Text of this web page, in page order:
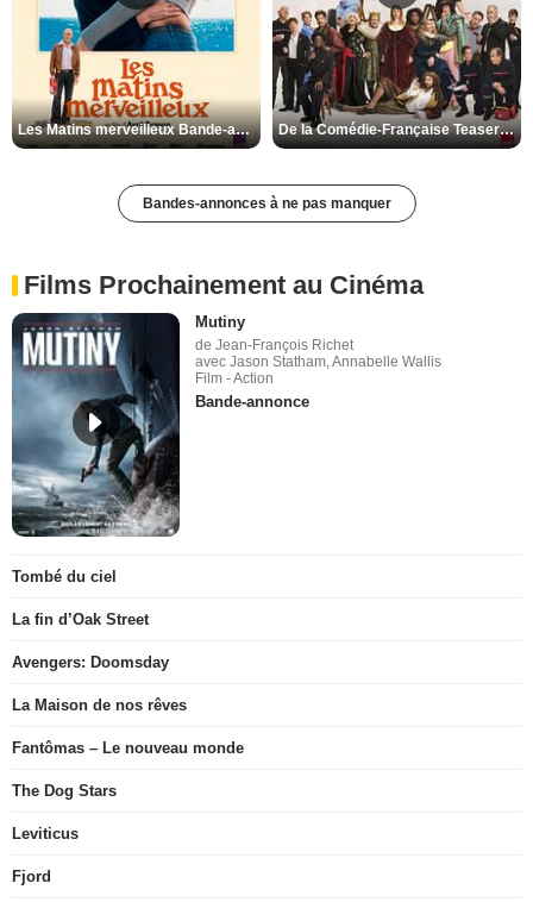
Les Matins merveilleux Bande-annonce VF De la Comédie-Française Teaser VF
Bandes-annonces à ne pas manquer
Films Prochainement au Cinéma
Mutiny
de Jean-François Richet
avec Jason Statham, Annabelle Wallis
Film - Action
Bande-annonce
Tombé du ciel
La fin d’Oak Street
Avengers: Doomsday
La Maison de nos rêves
Fantômas – Le nouveau monde
The Dog Stars
Leviticus
Fjord